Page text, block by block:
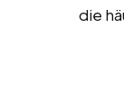
die